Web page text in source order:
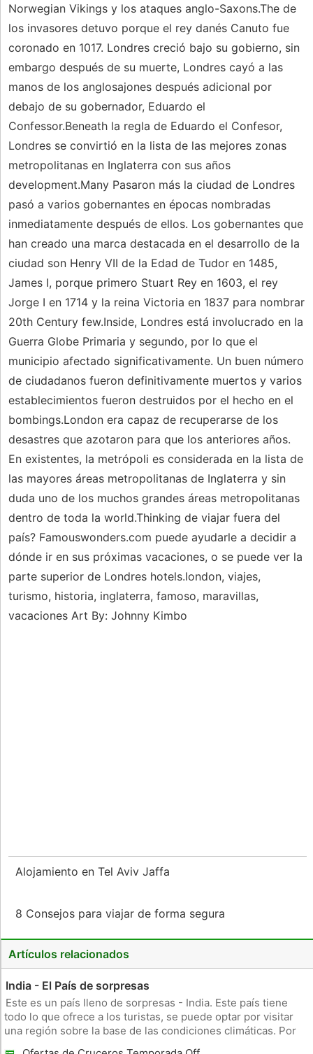
Norwegian Vikings y los ataques anglo-Saxons.The de
los invasores detuvo porque el rey danés Canuto fue
coronado en 1017. Londres creció bajo su gobierno, sin
embargo después de su muerte, Londres cayó a las
manos de los anglosajones después adicional por
debajo de su gobernador, Eduardo el
Confessor.Beneath la regla de Eduardo el Confesor,
Londres se convirtió en la lista de las mejores zonas
metropolitanas en Inglaterra con sus años
development.Many Pasaron más la ciudad de Londres
pasó a varios gobernantes en épocas nombradas
inmediatamente después de ellos. Los gobernantes que
han creado una marca destacada en el desarrollo de la
ciudad son Henry VII de la Edad de Tudor en 1485,
James I, porque primero Stuart Rey en 1603, el rey
Jorge I en 1714 y la reina Victoria en 1837 para nombrar
20th Century few.Inside, Londres está involucrado en la
Guerra Globe Primaria y segundo, por lo que el
municipio afectado significativamente. Un buen número
de ciudadanos fueron definitivamente muertos y varios
establecimientos fueron destruidos por el hecho en el
bombings.London era capaz de recuperarse de los
desastres que azotaron para que los anteriores años.
En existentes, la metrópoli es considerada en la lista de
las mayores áreas metropolitanas de Inglaterra y sin
duda uno de los muchos grandes áreas metropolitanas
dentro de toda la world.Thinking de viajar fuera del
país? Famouswonders.com puede ayudarle a decidir a
dónde ir en sus próximas vacaciones, o se puede ver la
parte superior de Londres hotels.london, viajes,
turismo, historia, inglaterra, famoso, maravillas,
vacaciones Art By: Johnny Kimbo
Alojamiento en Tel Aviv Jaffa
8 Consejos para viajar de forma segura
Artículos relacionados
India - El País de sorpresas
Este es un país lleno de sorpresas - India. Este país tiene
todo lo que ofrece a los turistas, se puede optar por visitar
una región sobre la base de las condiciones climáticas. Por